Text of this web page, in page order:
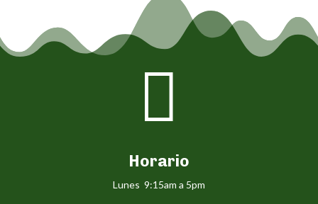

Horario
Lunes 9:15am a 5pm